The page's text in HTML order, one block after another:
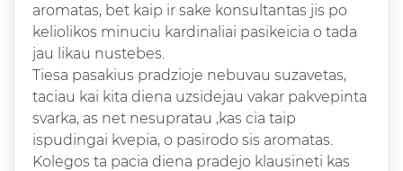
aromatas, bet kaip ir sake konsultantas jis po
keliolikos minuciu kardinaliai pasikeicia o tada
jau likau nustebes.
Tiesa pasakius pradzioje nebuvau suzavetas,
taciau kai kita diena uzsidejau vakar pakvepinta
svarka, as net nesupratau ,kas cia taip
ispudingai kvepia, o pasirodo sis aromatas.
Kolegos ta pacia diena pradejo klausineti kas